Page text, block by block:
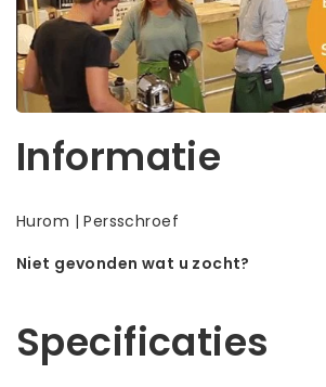
Informatie
Hurom | Persschroef
Niet gevonden wat u zocht?
Specificaties